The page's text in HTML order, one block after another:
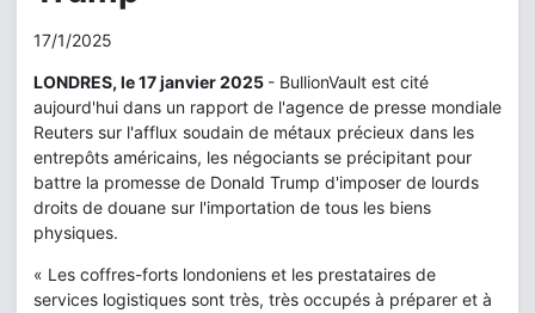
17/1/2025
LONDRES, le 17 janvier 2025 - BullionVault est cité
aujourd'hui dans un rapport de l'agence de presse mondiale
Reuters sur l'afflux soudain de métaux précieux dans les
entrepôts américains, les négociants se précipitant pour
battre la promesse de Donald Trump d'imposer de lourds
droits de douane sur l'importation de tous les biens
physiques.
« Les coffres-forts londoniens et les prestataires de
services logistiques sont très, très occupés à préparer et à